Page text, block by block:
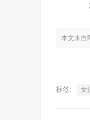
北
本文来自
标签: 女